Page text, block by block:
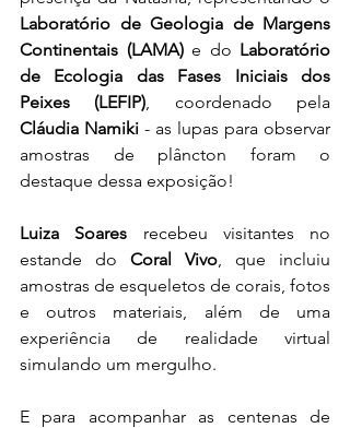
Laboratório de Geologia de Margens
Continentais (LAMA) e do Laboratório
de Ecologia das Fases Iniciais dos
Peixes (LEFIP)
Cláudia Namiki - as lupas para observar
amostras de plâncton foram o
destaque dessa exposição!
Luiza Soares recebeu visitantes no
estande do Coral Vivo, que incluiu
amostras de esqueletos de corais, fotos
e outros materiais, além de uma
experiência de realidade virtual
simulando um mergulho.
E para acompanhar as centenas de